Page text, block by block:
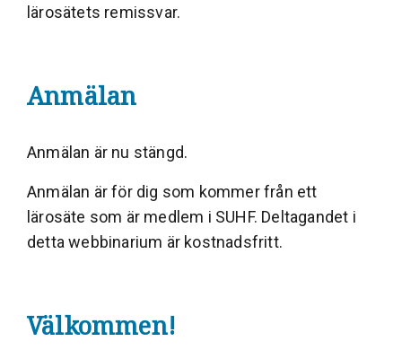
lärosätets remissvar.
Anmälan
Anmälan är nu stängd.
Anmälan är för dig som kommer från ett
lärosäte som är medlem i SUHF. Deltagandet i
detta webbinarium är kostnadsfritt.
Välkommen!